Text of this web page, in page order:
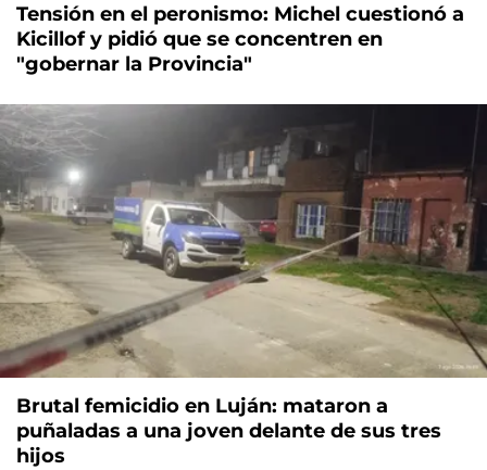
Tensión en el peronismo: Michel cuestionó a
Kicillof y pidió que se concentren en
"gobernar la Provincia"
Brutal femicidio en Luján: mataron a
puñaladas a una joven delante de sus tres
hijos